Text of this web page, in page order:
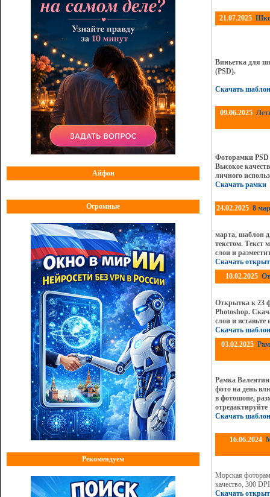
Айфон
Огромные
Рекомендуем
21.07.2025
Виньетка для
(PSD).
Скачать шаблон
09.06.2025
Фоторамки
Высокое
личного
Скачать рамки
24.02.2025 8
марта, шаблон
текстом. Текст
слои и
Скачать
10.02.2025
Открытка к 23
Photoshop.
слои и
Скачать
03.02.2025
Рамка
фото на день
в фотошопе,
отредактируйте
Скачать
16.06.2024
Морская
качество, 300
Скачать